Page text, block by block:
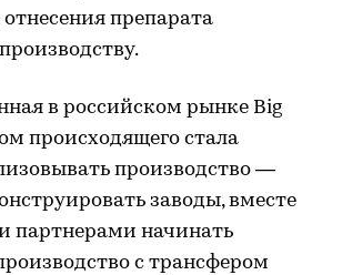
препарата
в российском рынке Big
происходящего стала
производство —
заводы, вместе
партнерами начинать
с трансфером